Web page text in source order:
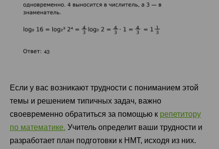
Если у вас возникают трудности с пониманием этой
темы и решением типичных задач, важно
своевременно обратиться за помощью к репетитору
по математике. Учитель определит ваши трудности и
разработает план подготовки к НМТ, исходя из них.